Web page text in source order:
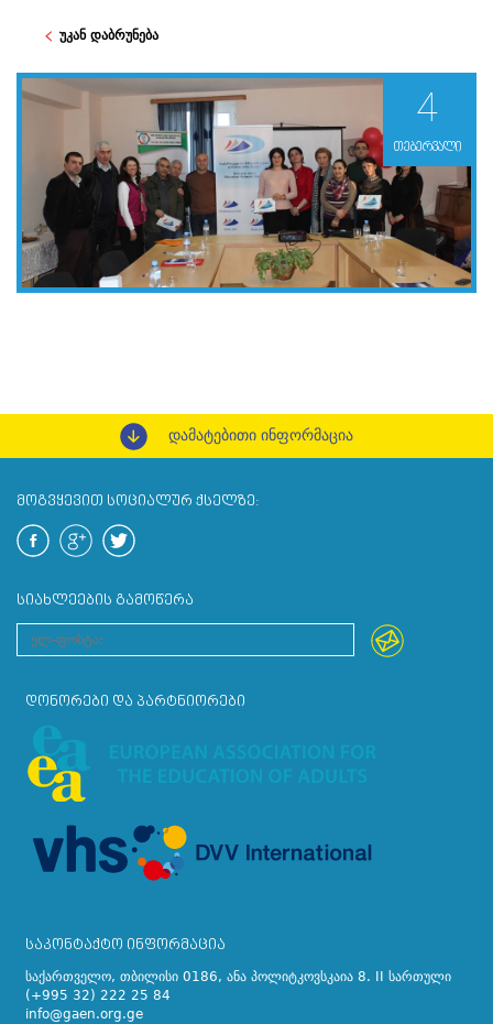
უკან დაბრუნება
4
თებერვალი
დამატებითი ინფორმაცია
ᲛᲝᲒᲕᲧᲔᲕᲘᲗ ᲡᲝᲪᲘᲐᲚᲣᲠ ᲥᲡᲔᲚᲖᲔ:
ᲡᲘᲐᲮᲚᲔᲔᲑᲘᲡ ᲒᲐᲛᲝᲬᲔᲠᲐ
ᲓᲝᲜᲝᲠᲔᲑᲘ ᲓᲐ ᲞᲐᲠᲢᲜᲘᲝᲠᲔᲑᲘ
ᲡᲐᲙᲝᲜᲢᲐᲥᲢᲝ ᲘᲜᲤᲝᲠᲛᲐᲪᲘᲐ
საქართველო, თბილისი 0186, ანა პოლიტკოვსკაია 8. II სართული
(+995 32) 222 25 84
info@gaen.org.ge